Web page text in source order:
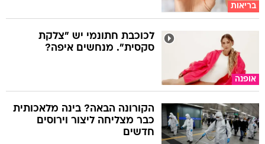
בריאות
אופנה
לכוכבת חתונמי יש "צלקת
סקסית". מנחשים איפה?
הקורונה הבאה? בינה מלאכותית
כבר מצליחה ליצור וירוסים
חדשים